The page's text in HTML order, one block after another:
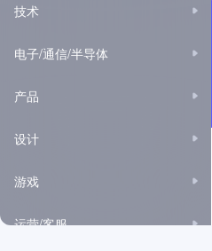
技术
电子/通信/半导体
产品
设计
游戏
运营/客服